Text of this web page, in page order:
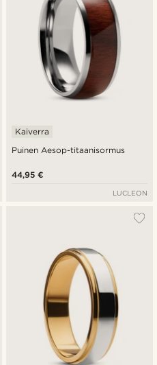
Puinen Aesop-titaanisormus
Kaiverra
44,95 €
LUCLEON